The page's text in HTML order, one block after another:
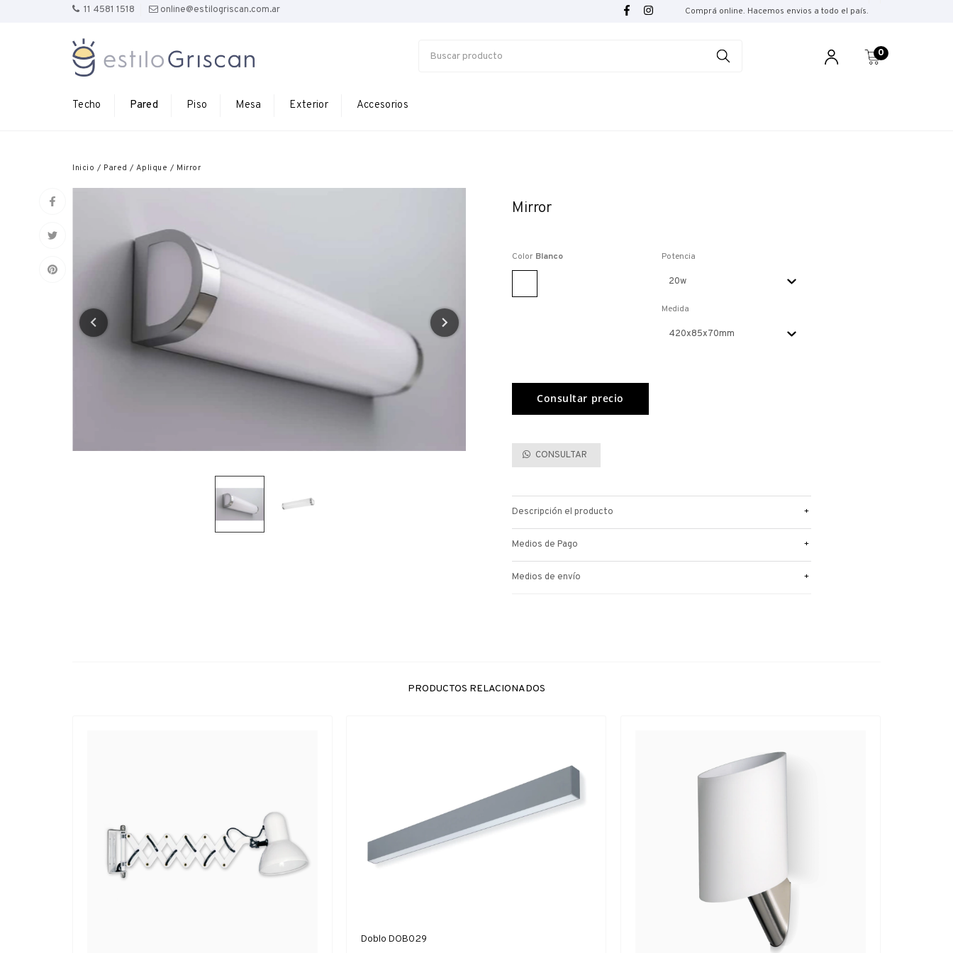
11 4581 1518 online@estilogriscan.com.ar Comprá online. Hacemos envios a todo el país.
0
Techo Pared Piso Mesa Exterior Accesorios
Inicio / Pared / Aplique / Mirror
Mirror
Color Blanco Potencia
Medida
CONSULTAR
+
Descripción el producto
+
Medios de Pago
+
Medios de envío
PRODUCTOS RELACIONADOS
Doblo DOB029